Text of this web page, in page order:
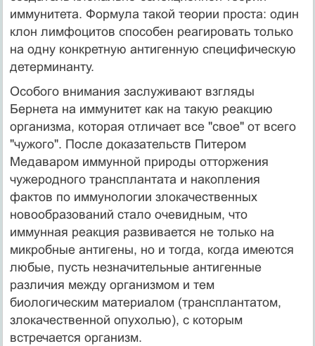
иммунитета. Формула такой теории проста: один
клон лимфоцитов способен реагировать только
на одну конкретную антигенную специфическую
детерминанту.
Особого внимания заслуживают взгляды
Бернета на иммунитет как на такую реакцию
организма, которая отличает все "свое" от всего
"чужого". После доказательств Питером
Медаваром иммунной природы отторжения
чужеродного трансплантата и накопления
фактов по иммунологии злокачественных
новообразований стало очевидным, что
иммунная реакция развивается не только на
микробные антигены, но и тогда, когда имеются
любые, пусть незначительные антигенные
различия между организмом и тем
биологическим материалом (трансплантатом,
злокачественной опухолью), с которым
встречается организм.